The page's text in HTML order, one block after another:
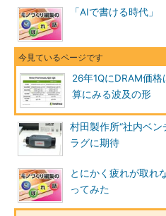
「AIで書ける時代
26年1QにDRAM価
算にみる波及の形
村田製作所“社内ベ
ラグに期待
とにかく疲れが取れ
ってみた